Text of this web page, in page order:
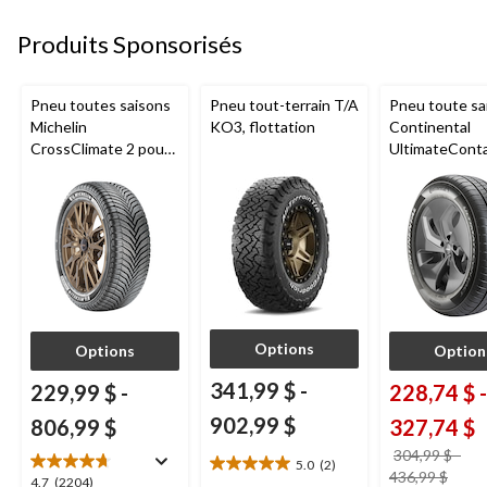
Produits Sponsorisés
Pneu toutes saisons
Michelin
CrossClimate 2 pour
et multisegments
Options
229,99 $ -
806,99 $
4.7 (2204)
Pneu tout-terrain T/A
KO3, flottation
Options
341,99 $ -
902,99 $
5.0 (2)
5.0
Pneu toute
Continental
pour
tourisme et
228,74 $ -
327,74 $
304,99 $-
436,99 $